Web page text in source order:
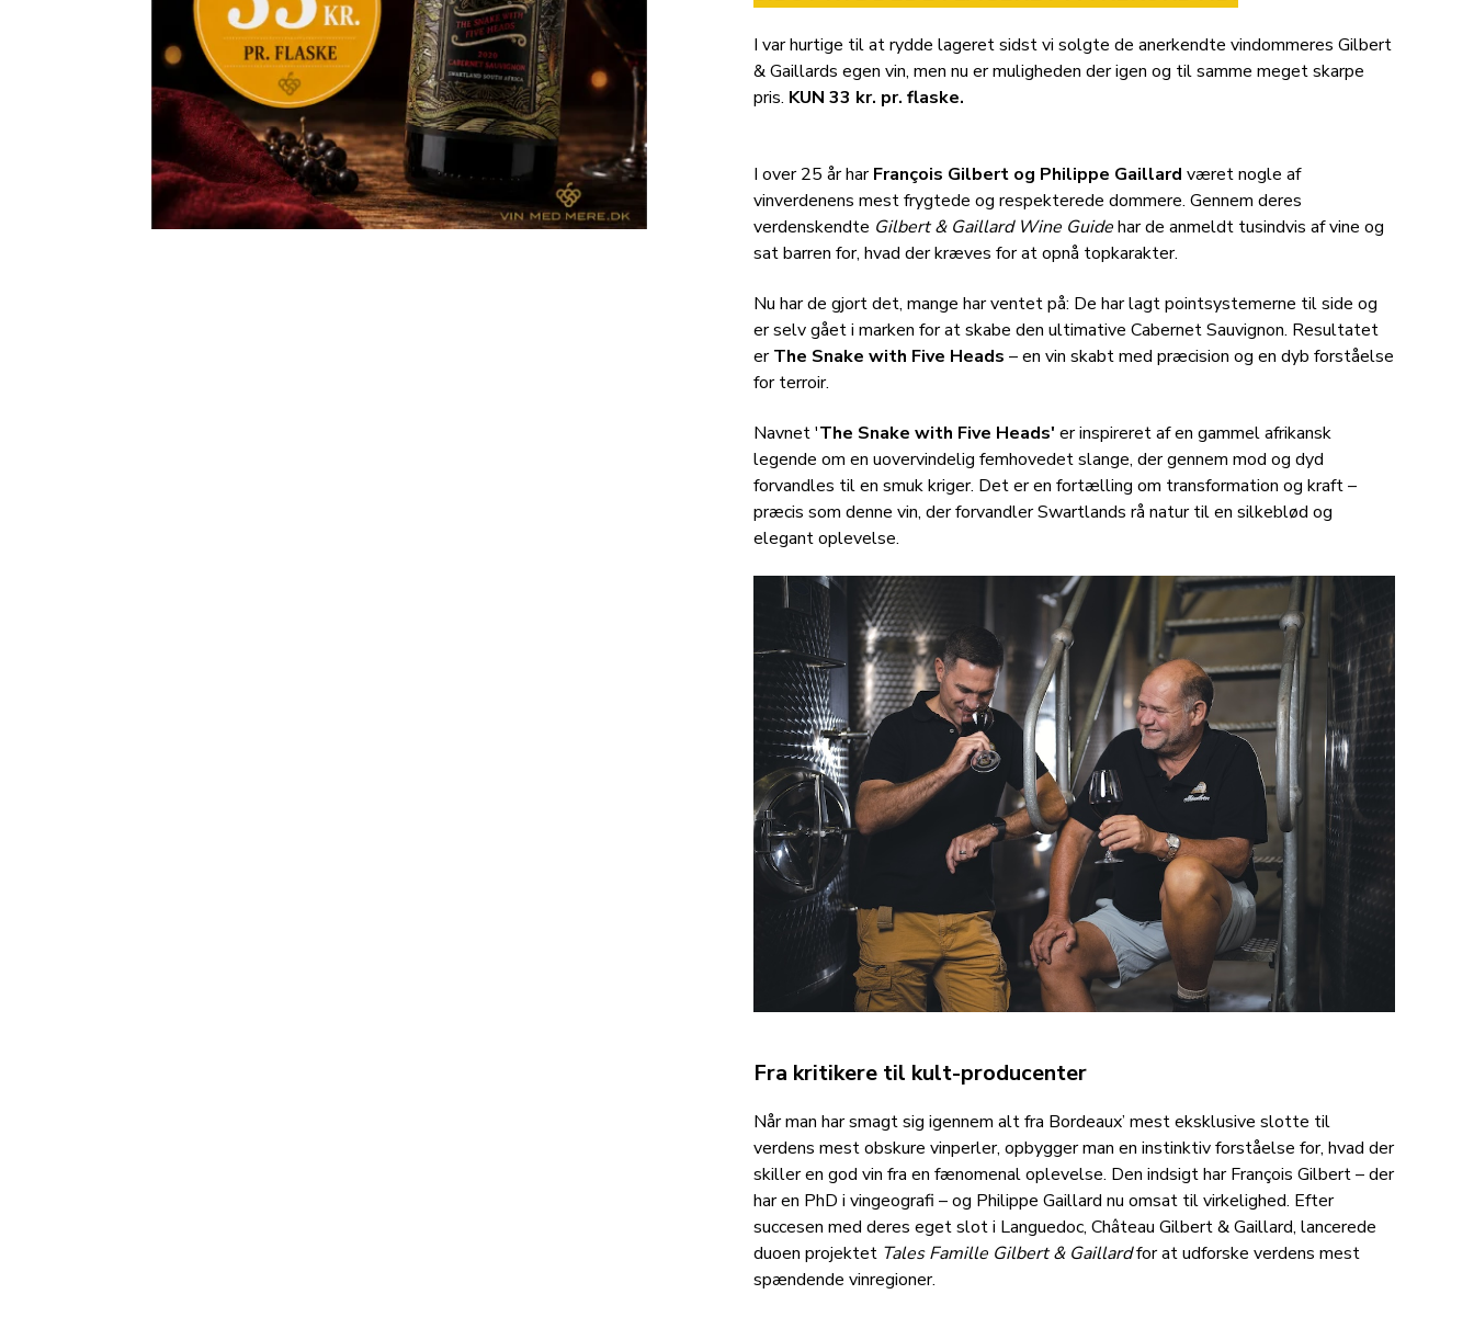
I var hurtige til at rydde lageret sidst vi solgte de anerkendte vindommeres Gilbert
& Gaillards egen vin, men nu er muligheden der igen og til samme meget skarpe
pris. KUN 33 kr. pr. flaske.
I over 25 år harFrançois Gilbert og Philippe Gaillard været nogle af
vinverdenens mest frygtede og respekterede dommere. Gennem deres
verdenskendte Gilbert & Gaillard Wine Guidehar de anmeldt tusindvis af vine og
sat barren for, hvad der kræves for at opnå topkarakter.
Nu har de gjort det, mange har ventet på: De har lagt pointsystemerne til side og
er selv gået i marken for at skabe den ultimative Cabernet Sauvignon. Resultatet
erThe Snake with Five Heads – en vin skabt med præcision og en dyb forståelse
for terroir.
Navnet 'The Snake with Five Heads' er inspireret af en gammel afrikansk
legende om en uovervindelig femhovedet slange, der gennem mod og dyd
forvandles til en smuk kriger. Det er en fortælling om transformation og kraft –
præcis som denne vin, der forvandler Swartlands rå natur til en silkeblød og
elegant oplevelse.
Fra kritikere til kult-producenter
Når man har smagt sig igennem alt fra Bordeaux’ mest eksklusive slotte til
verdens mest obskure vinperler, opbygger man en instinktiv forståelse for, hvad der
skiller en god vin fra en fænomenal oplevelse. Den indsigt har François Gilbert – der
har en PhD i vingeografi – og Philippe Gaillard nu omsat til virkelighed. Efter
succesen med deres eget slot i Languedoc, Château Gilbert & Gaillard, lancerede
duoen projektet Tales Famille Gilbert & Gaillardfor at udforske verdens mest
spændende vinregioner.